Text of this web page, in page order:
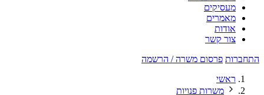
מעסיקים
מאמרים
אודות
צור קשר
התחברות פרסום משרה / הרשמה
ראשי
משרות פנויות